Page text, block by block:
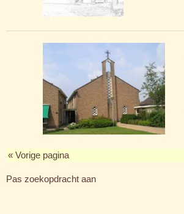
« Vorige pagina
Pas zoekopdracht aan